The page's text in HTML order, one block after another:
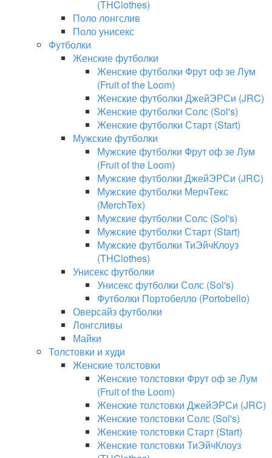
(THClothes)
Поло лонгслив
Поло унисекс
Футболки
Женские футболки
Женские футболки Фрут оф зе Лум
(Fruit of the Loom)
Женские футболки ДжейЭРСи (JRC)
Женские футболки Солс (Sol's)
Женские футболки Старт (Start)
Мужские футболки
Мужские футболки Фрут оф зе Лум
(Fruit of the Loom)
Мужские футболки ДжейЭРСи (JRC)
Мужские футболки МерчТекс
(MerchTex)
Мужские футболки Солс (Sol's)
Мужские футболки Старт (Start)
Мужские футболки ТиЭйчКлоуз
(THClothes)
Унисекс футболки
Унисекс футболки Солс (Sol's)
Футболки Портобелло (Portobello)
Оверсайз футболки
Лонгсливы
Майки
Толстовки и худи
Женские толстовки
Женские толстовки Фрут оф зе Лум
(Fruit of the Loom)
Женские толстовки ДжейЭРСи (JRC)
Женские толстовки Солс (Sol's)
Женские толстовки Старт (Start)
Женские толстовки ТиЭйчКлоуз